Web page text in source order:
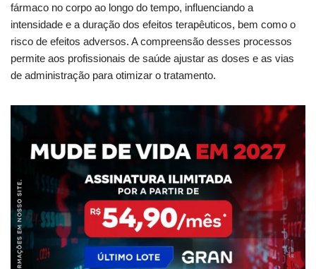
fármaco no corpo ao longo do tempo, influenciando a
intensidade e a duração dos efeitos terapêuticos, bem como o
risco de efeitos adversos. A compreensão desses processos
permite aos profissionais de saúde ajustar as doses e as vias
de administração para otimizar o tratamento.